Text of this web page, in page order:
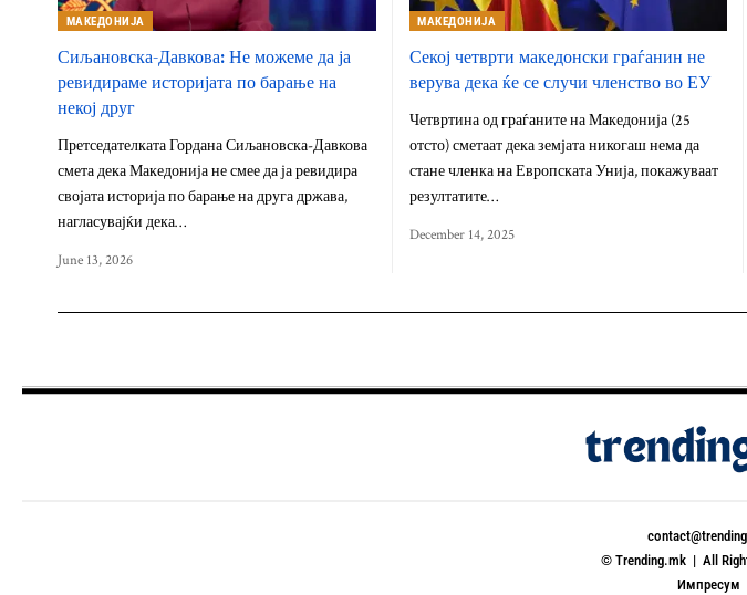
МАКЕДОНИЈА
Сиљановска-Давкова: Не можеме да ја
ревидираме историјата по барање на
некој друг
Претседателката Гордана Сиљановска-Давкова
смета дека Македонија не смее да ја ревидира
својата историја по барање на друга држава,
нагласувајќи дека…
June 13, 2026
МАКЕДОНИЈА
Секој четврти македонски граѓанин не
верува дека ќе се случи членство во ЕУ
Четвртина од граѓаните на Македонија (25
отсто) сметаат дека земјата никогаш нема да
стане членка на Европската Унија, покажуваат
резултатите…
December 14, 2025
© Trending.mk | All
Импресум